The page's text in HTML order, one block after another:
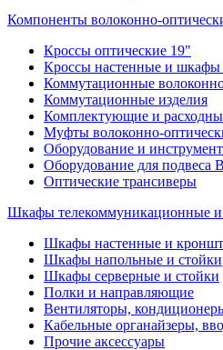
Компоненты волоконно-
Кроссы оптические 19"
Кроссы настенные и шкафы
Коммутационные
Коммутационные изделия
Комплектующие и
Муфты волоконно-
Оборудование и
Оборудование для подвеса
Оптические трансиверы
Шкафы телекоммуникационные и
Шкафы настенные и
Шкафы напольные и стойки
Шкафы серверные и стойки
Полки и направляющие
Вентиляторы,
Кабельные органайзеры,
Прочие аксеcсуары